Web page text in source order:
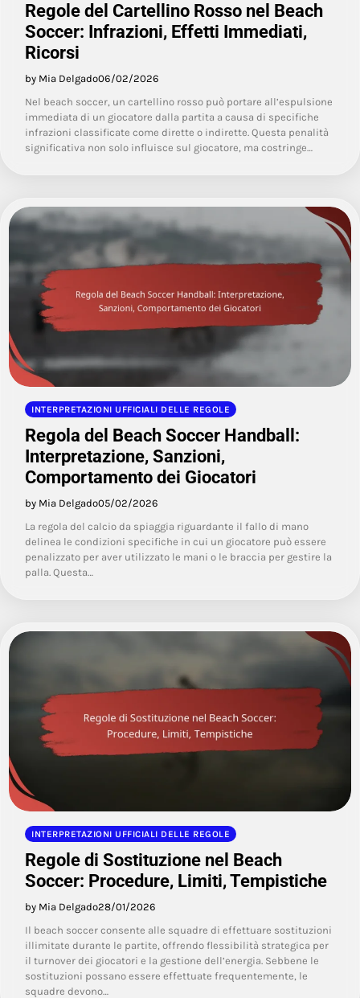
Regole del Cartellino Rosso nel Beach
Soccer: Infrazioni, Effetti Immediati,
Ricorsi
by Mia Delgado06/02/2026
Nel beach soccer, un cartellino rosso può portare all’espulsione
immediata di un giocatore dalla partita a causa di specifiche
infrazioni classificate come dirette o indirette. Questa penalità
significativa non solo influisce sul giocatore, ma costringe…
INTERPRETAZIONI UFFICIALI DELLE REGOLE
Regola del Beach Soccer Handball:
Interpretazione, Sanzioni,
Comportamento dei Giocatori
by Mia Delgado05/02/2026
La regola del calcio da spiaggia riguardante il fallo di mano
delinea le condizioni specifiche in cui un giocatore può essere
penalizzato per aver utilizzato le mani o le braccia per gestire la
palla. Questa…
INTERPRETAZIONI UFFICIALI DELLE REGOLE
Regole di Sostituzione nel Beach
Soccer: Procedure, Limiti, Tempistiche
by Mia Delgado28/01/2026
Il beach soccer consente alle squadre di effettuare sostituzioni
illimitate durante le partite, offrendo flessibilità strategica per
il turnover dei giocatori e la gestione dell’energia. Sebbene le
sostituzioni possano essere effettuate frequentemente, le
squadre devono…